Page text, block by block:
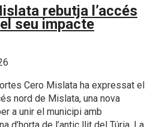
rebutja l’accés
seu impacte
Cero Mislata ha expressat el
nord de Mislata, una nova
a unir el municipi amb